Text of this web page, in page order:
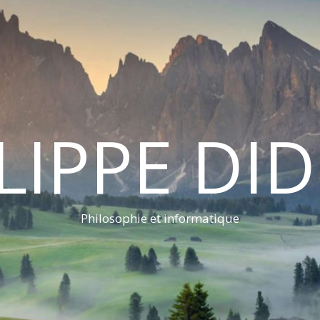
Philosophie et informatique